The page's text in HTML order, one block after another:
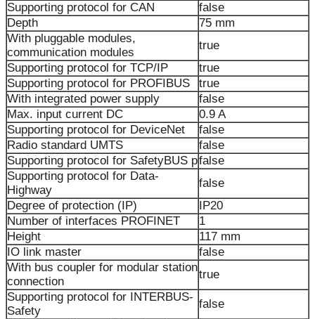
Supporting protocol for CAN
false
Depth
75 mm
With pluggable modules,
communication modules
true
Supporting protocol for TCP/IP
true
Supporting protocol for PROFIBUS
true
With integrated power supply
false
Max. input current DC
0.9 A
Supporting protocol for DeviceNet
false
Radio standard UMTS
false
Supporting protocol for SafetyBUS pfalse
Supporting protocol for Data-
Highway
false
Degree of protection (IP)
IP20
Number of interfaces PROFINET
1
Height
117 mm
IO link master
false
With bus coupler for modular station
connection
true
Supporting protocol for INTERBUS-
Safety
false